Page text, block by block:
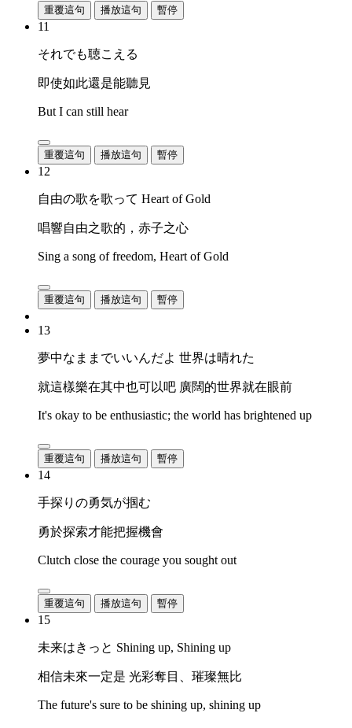
重覆這句 播放這句 暫停
11
それでも聴こえる
即使如此還是能聽見
But I can still hear
重覆這句 播放這句 暫停
12
自由の歌を歌って Heart of Gold
唱響自由之歌的，赤子之心
Sing a song of freedom, Heart of Gold
重覆這句 播放這句 暫停
13
夢中なままでいいんだよ 世界は晴れた
就這樣樂在其中也可以吧 廣闊的世界就在眼前
It's okay to be enthusiastic; the world has brightened up
重覆這句 播放這句 暫停
14
手探りの勇気が掴む
勇於探索才能把握機會
Clutch close the courage you sought out
重覆這句 播放這句 暫停
15
未来はきっと Shining up, Shining up
相信未來一定是 光彩奪目、璀璨無比
The future's sure to be shining up, shining up